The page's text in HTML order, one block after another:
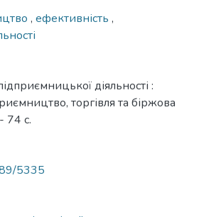
, ефективність ,
діяльності :
торгівля та біржова
74 с.
5335